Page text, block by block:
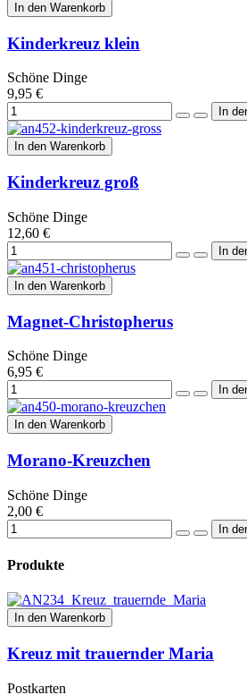
In den Warenkorb
Kinderkreuz klein
Schöne Dinge
9,95 €
In den Warenkorb
Kinderkreuz groß
Schöne Dinge
12,60 €
In den Warenkorb
Magnet-Christopherus
Schöne Dinge
6,95 €
In den Warenkorb
Morano-Kreuzchen
Schöne Dinge
2,00 €
Produkte
In den Warenkorb
Kreuz mit trauernder Maria
Postkarten